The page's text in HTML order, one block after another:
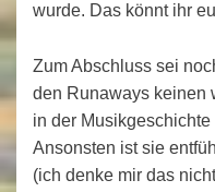
wurde. Das könnt ihr
Zum Abschluss sei
den Runaways keinen
in der
Ansonsten ist sie
(ich denke mir das